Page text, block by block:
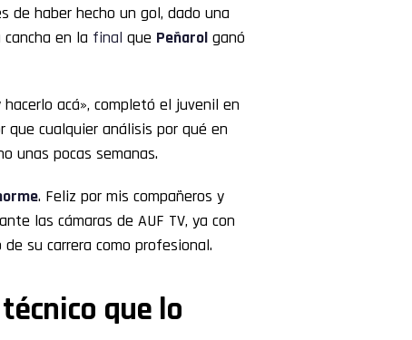
de haber hecho un gol, dado una
en la final que Peñarol ganó
acá», completó el juvenil en
que cualquier análisis por qué en
unas pocas semanas.
. Feliz por mis compañeros y
las cámaras de AUF TV, ya con
su carrera como profesional.
que lo